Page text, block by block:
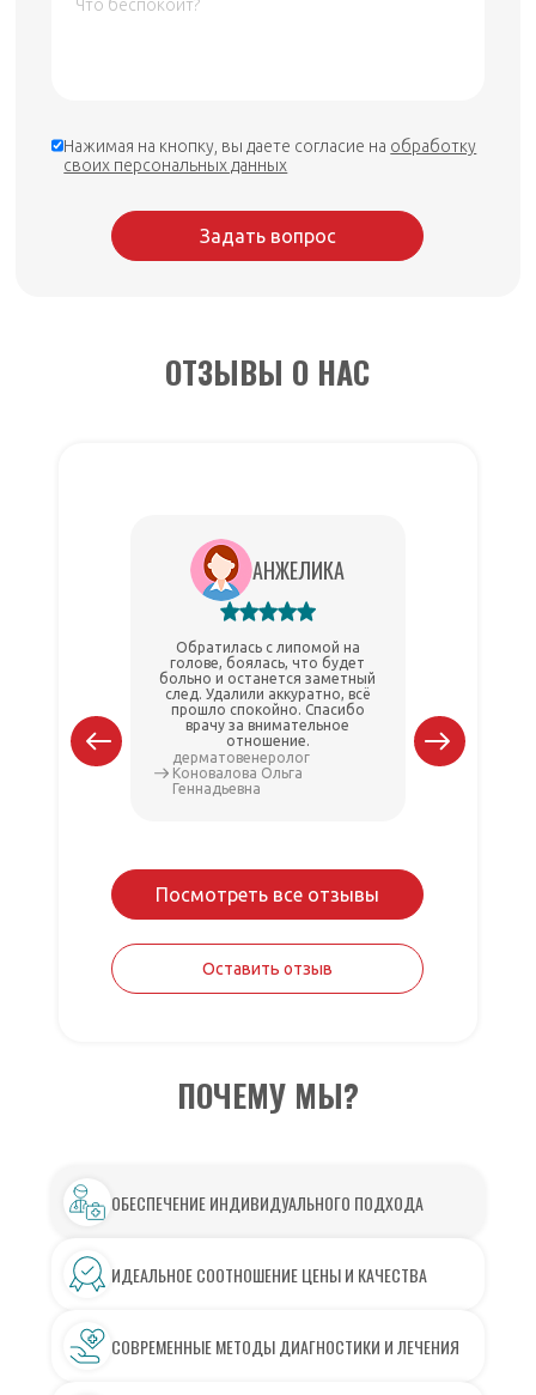
Нажимая на кнопку, вы даете согласие на обработку
своих персональных данных
Задать вопрос
ОТЗЫВЫ О НАС
АНЖЕЛИКА
Обратилась с липомой на
голове, боялась, что будет
больно и останется заметный
след. Удалили аккуратно, всё
прошло спокойно. Спасибо
врачу за внимательное
отношение.
дерматовенеролог
Коновалова Ольга
Геннадьевна
Посмотреть все отзывы
Оставить отзыв
ПОЧЕМУ МЫ?
ОБЕСПЕЧЕНИЕ ИНДИВИДУАЛЬНОГО ПОДХОДА
ИДЕАЛЬНОЕ СООТНОШЕНИЕ ЦЕНЫ И КАЧЕСТВА
СОВРЕМЕННЫЕ МЕТОДЫ ДИАГНОСТИКИ И ЛЕЧЕНИЯ